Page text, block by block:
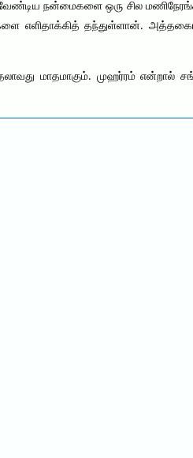
நன்மைகளை ஒரு சில
எளிதாக்கித் தந்துள்ளான்.
மாதமாகும். முஹர்ரம் என்றால்